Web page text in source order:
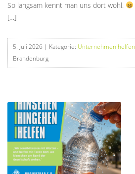
So langsam kennt man uns dort wohl.
[…]
5. Juli 2026 | Kategorie: Unternehmen helfen
Brandenburg